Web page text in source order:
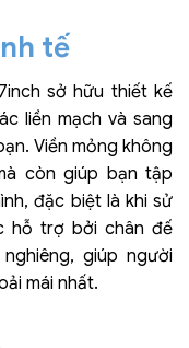
tế
sở hữu thiết kế
liền mạch và sang
Viền mỏng không
còn giúp bạn tập
đặc biệt là khi sử
hỗ trợ bởi chân đế
giúp người
mái nhất.